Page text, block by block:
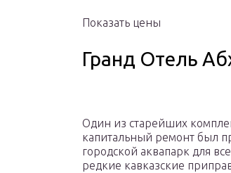
Показать цены
Гранд Отель
Один из старейших
капитальный ремонт был
городской аквапарк для
редкие кавказские